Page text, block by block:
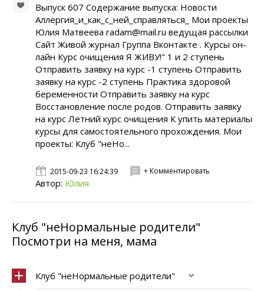
Выпуск 607 Содержание выпуска: Новости
Аллергия_и_как_с_ней_справляться_ Мои проекты
Юлия Матвеева radam@mail.ru ведущая рассылки
Сайт Живой журнал Группа Вконтакте . Курсы он-
лайн Курс очищения Я ЖИВУ!" 1 и 2 ступень
Отправить заявку на курс -1 ступень Отправить
заявку на курс -2 ступень Практика здоровой
беременности Отправить заявку на курс
Восстановление после родов. Отправить заявку
на курс Летний курс очищения К упить материалы
курсы для самостоятельного прохождения. Мои
проекты: Клуб "неНо...
2015-09-23 16:24:39 + Комментировать
Автор: Юлия
Клуб "неНормальные родители"
Посмотри на меня, мама
Клуб "неНормальные родители"